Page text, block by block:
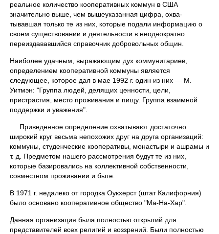
реальное количество кооперативных коммун в США
значительно выше, чем вышеуказанная цифра, охва­
тывавшая только те из них, которые подали информацию о
своем су­ществовании и деятельности в неоднократно
переиздававшийся спра­вочник добровольных общин.
Наиболее удачным, выражающим дух коммунитариев,
определе­нием кооперативной коммуны является
следующее, которое дал в мае 1992 г. один из них — М.
Уитмэн: "Группа людей, делящих ценности, цели,
пристрастия, место проживания и пищу. Группа взаимной
под­держки и уважения".
Приведенное определение охватывают достаточно
широкий круг весьма непохожих друг на друга организаций:
коммуны, студенческие кооперативы, монастыри и ашрамы и
т. д. Предметом нашего рассмотрения будут те из них,
которые базировались на коллективной собственности,
совместном проживании и быте.
В 1971 г. недалеко от городка Оукхерст (штат Калифорния)
было основано кооперативное общество "Ма-На-Хар".
Данная организация была полностью открытий для
представите­лей всех религий и воззрений. Были полностью